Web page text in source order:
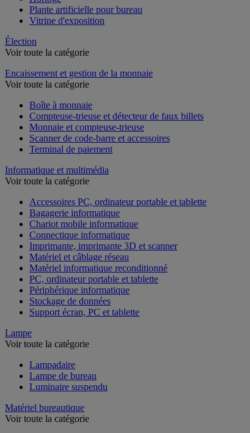
Plante artificielle pour bureau
Vitrine d'exposition
Élection
Voir toute la catégorie
Encaissement et gestion de la monnaie
Voir toute la catégorie
Boîte à monnaie
Compteuse-trieuse et détecteur de faux billets
Monnaie et compteuse-trieuse
Scanner de code-barre et accessoires
Terminal de paiement
Informatique et multimédia
Voir toute la catégorie
Accessoires PC, ordinateur portable et tablette
Bagagerie informatique
Chariot mobile informatique
Connectique informatique
Imprimante, imprimante 3D et scanner
Matériel et câblage réseau
Matériel informatique reconditionné
PC, ordinateur portable et tablette
Périphérique informatique
Stockage de données
Support écran, PC et tablette
Lampe
Voir toute la catégorie
Lampadaire
Lampe de bureau
Luminaire suspendu
Matériel bureautique
Voir toute la catégorie